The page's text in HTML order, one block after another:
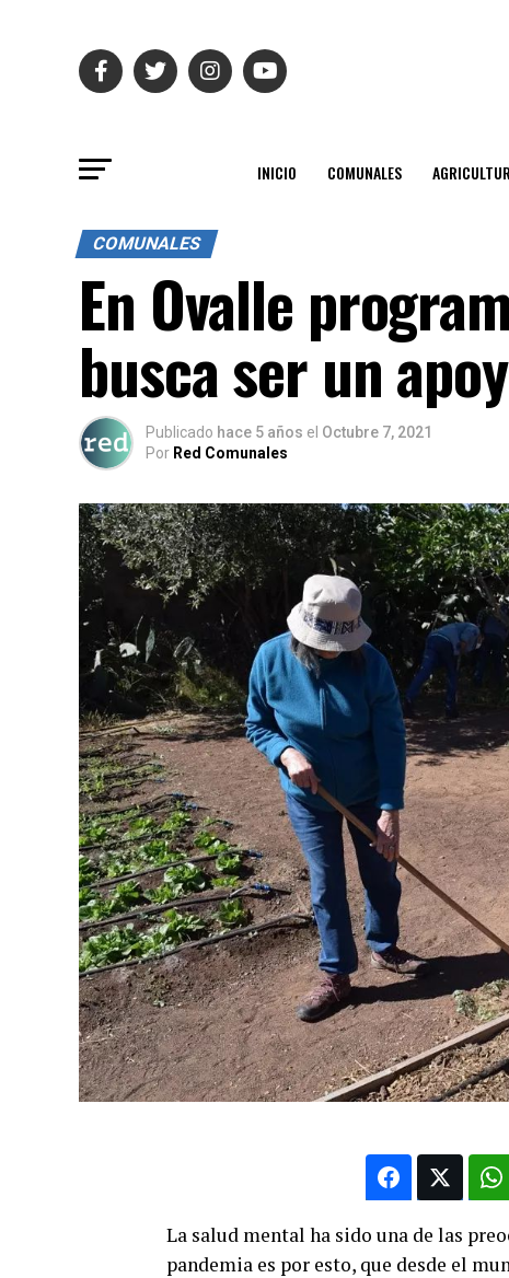
INICIO COMUNALES
COMUNALES
En Ovalle
busca ser un
Publicado hace 5 años el Octubre 7, 2021
Por Red Comunales
La salud mental ha sido una de las
pandemia es por esto, que desde el